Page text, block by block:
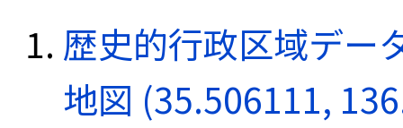
歴史的行政区域デー
地図 (35.506111,